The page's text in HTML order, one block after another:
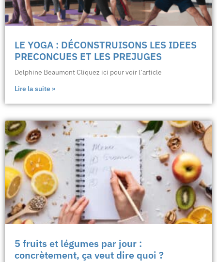
LE YOGA : DÉCONSTRUISONS LES IDEES
PRECONCUES ET LES PREJUGES
Delphine Beaumont Cliquez ici pour voir l’article
Lire la suite »
5 fruits et légumes par jour :
concrètement, ça veut dire quoi ?